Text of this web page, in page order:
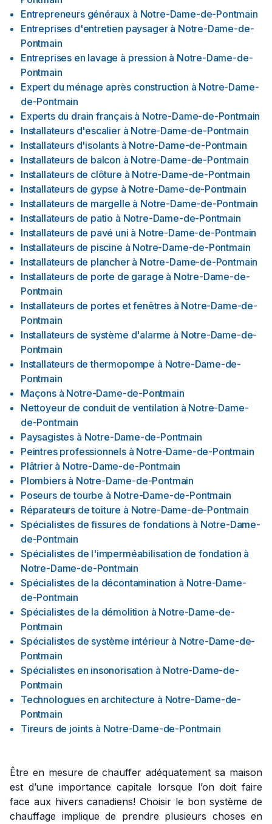
Entrepreneurs généraux à Notre-Dame-de-Pontmain
Entreprises d'entretien paysager à Notre-Dame-de-
Pontmain
Entreprises en lavage à pression à Notre-Dame-de-
Pontmain
Expert du ménage après construction à Notre-Dame-
de-Pontmain
Experts du drain français à Notre-Dame-de-Pontmain
Installateurs d'escalier à Notre-Dame-de-Pontmain
Installateurs d'isolants à Notre-Dame-de-Pontmain
Installateurs de balcon à Notre-Dame-de-Pontmain
Installateurs de clôture à Notre-Dame-de-Pontmain
Installateurs de gypse à Notre-Dame-de-Pontmain
Installateurs de margelle à Notre-Dame-de-Pontmain
Installateurs de patio à Notre-Dame-de-Pontmain
Installateurs de pavé uni à Notre-Dame-de-Pontmain
Installateurs de piscine à Notre-Dame-de-Pontmain
Installateurs de plancher à Notre-Dame-de-Pontmain
Installateurs de porte de garage à Notre-Dame-de-
Pontmain
Installateurs de portes et fenêtres à Notre-Dame-de-
Pontmain
Installateurs de système d'alarme à Notre-Dame-de-
Pontmain
Installateurs de thermopompe à Notre-Dame-de-
Pontmain
Maçons à Notre-Dame-de-Pontmain
Nettoyeur de conduit de ventilation à Notre-Dame-
de-Pontmain
Paysagistes à Notre-Dame-de-Pontmain
Peintres professionnels à Notre-Dame-de-Pontmain
Plâtrier à Notre-Dame-de-Pontmain
Plombiers à Notre-Dame-de-Pontmain
Poseurs de tourbe à Notre-Dame-de-Pontmain
Réparateurs de toiture à Notre-Dame-de-Pontmain
Spécialistes de fissures de fondations à Notre-Dame-
de-Pontmain
Spécialistes de l'imperméabilisation de fondation à
Notre-Dame-de-Pontmain
Spécialistes de la décontamination à Notre-Dame-
de-Pontmain
Spécialistes de la démolition à Notre-Dame-de-
Pontmain
Spécialistes de système intérieur à Notre-Dame-de-
Pontmain
Spécialistes en insonorisation à Notre-Dame-de-
Pontmain
Technologues en architecture à Notre-Dame-de-
Pontmain
Tireurs de joints à Notre-Dame-de-Pontmain
Être en mesure de chauffer adéquatement sa maison
est d’une importance capitale lorsque l’on doit faire
face aux hivers canadiens! Choisir le bon système de
chauffage implique de prendre plusieurs choses en